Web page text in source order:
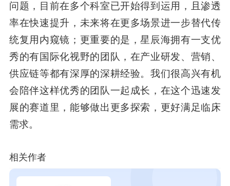
问题，目前在多个科室已开始得到运用，且渗透
率在快速提升，未来将在更多场景进一步替代传
统复用内窥镜；更重要的是，星辰海拥有一支优
秀的有国际化视野的团队，在产业研发、营销、
供应链等都有深厚的深耕经验。我们很高兴有机
会陪伴这样优秀的团队一起成长，在这个迅速发
展的赛道里，能够做出更多探索，更好满足临床
需求。
相关作者